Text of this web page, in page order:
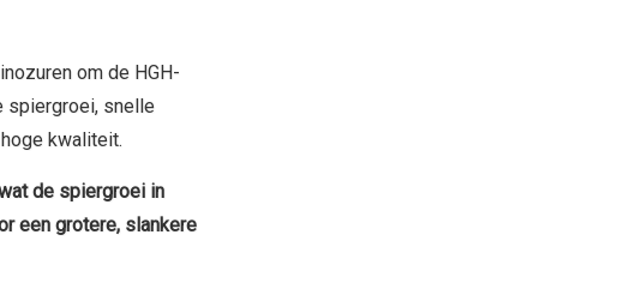
om de HGH-
spiergroei, snelle
kwaliteit.
de spiergroei in
een grotere, slankere